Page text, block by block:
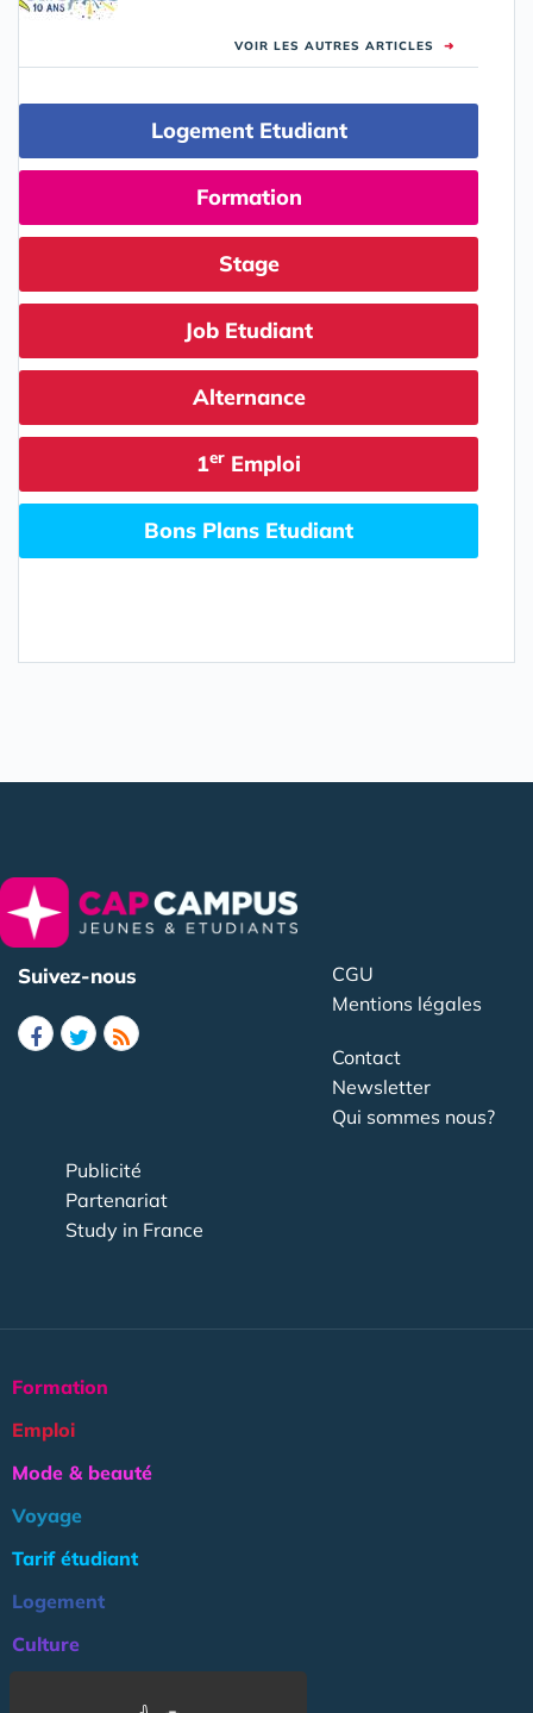
VOIR LES AUTRES ARTICLES ➜
Logement Etudiant
Formation
Stage
Job Etudiant
Alternance
1er Emploi
Bons Plans Etudiant
Suivez-nous
CGU
Mentions légales
Contact
Newsletter
Qui sommes nous?
Publicité
Partenariat
Study in France
Formation
Emploi
Mode & beauté
Voyage
Tarif étudiant
Logement
Culture